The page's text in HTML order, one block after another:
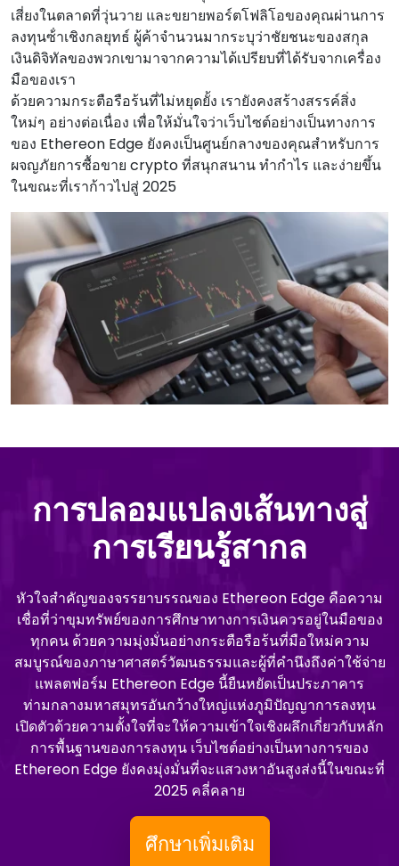
เสี่ยงในตลาดที่วุ่นวาย และขยายพอร์ตโฟลิโอของคุณผ่านการ
ลงทุนซ้ําเชิงกลยุทธ์ ผู้ค้าจํานวนมากระบุว่าชัยชนะของสกุล
เงินดิจิทัลของพวกเขามาจากความได้เปรียบที่ได้รับจากเครื่อง
มือของเรา
ด้วยความกระตือรือร้นที่ไม่หยุดยั้ง เรายังคงสร้างสรรค์สิ่ง
ใหม่ๆ อย่างต่อเนื่อง เพื่อให้มั่นใจว่าเว็บไซต์อย่างเป็นทางการ
ของ Ethereon Edge ยังคงเป็นศูนย์กลางของคุณสําหรับการ
ผจญภัยการซื้อขาย crypto ที่สนุกสนาน ทํากําไร และง่ายขึ้น
ในขณะที่เราก้าวไปสู่ 2025
การปลอมแปลงเส้นทางสู่
การเรียนรู้สากล
หัวใจสําคัญของจรรยาบรรณของ Ethereon Edge คือความ
เชื่อที่ว่าขุมทรัพย์ของการศึกษาทางการเงินควรอยู่ในมือของ
ทุกคน ด้วยความมุ่งมั่นอย่างกระตือรือร้นที่มือใหม่ความ
สมบูรณ์ของภาษาศาสตร์วัฒนธรรมและผู้ที่คํานึงถึงค่าใช้จ่าย
แพลตฟอร์ม Ethereon Edge นี้ยืนหยัดเป็นประภาคาร
ท่ามกลางมหาสมุทรอันกว้างใหญ่แห่งภูมิปัญญาการลงทุน
เปิดตัวด้วยความตั้งใจที่จะให้ความเข้าใจเชิงผลึกเกี่ยวกับหลัก
การพื้นฐานของการลงทุน เว็บไซต์อย่างเป็นทางการของ
Ethereon Edge ยังคงมุ่งมั่นที่จะแสวงหาอันสูงส่งนี้ในขณะที่
2025 คลี่คลาย
ศึกษาเพิ่มเติม